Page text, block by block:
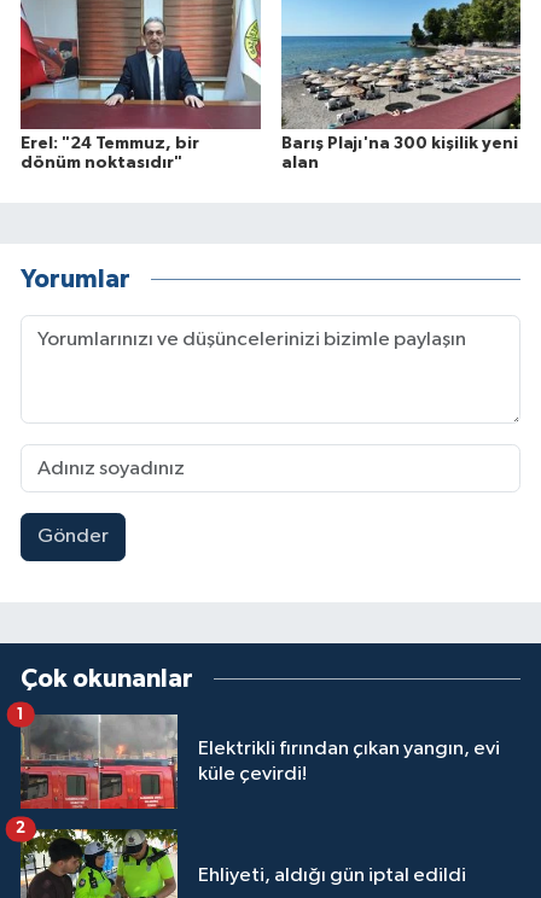
Erel: "24 Temmuz, bir
dönüm noktasıdır"
Barış Plajı'na 300 kişilik yeni
alan
Yorumlar
Gönder
Çok okunanlar
Elektrikli fırından çıkan yangın, evi
küle çevirdi!
1
Ehliyeti, aldığı gün iptal edildi
2